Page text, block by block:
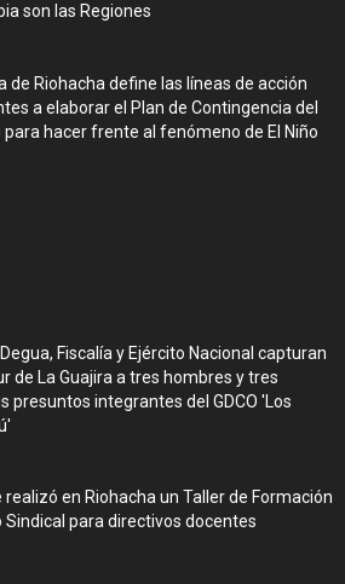
son las Regiones
de Riohacha define las líneas de acción
a elaborar el Plan de Contingencia del
para hacer frente al fenómeno de El Niño
Fiscalía y Ejército Nacional capturan
de La Guajira a tres hombres y tres
presuntos integrantes del GDCO 'Los
realizó en Riohacha un Taller de Formación
Sindical para directivos docentes